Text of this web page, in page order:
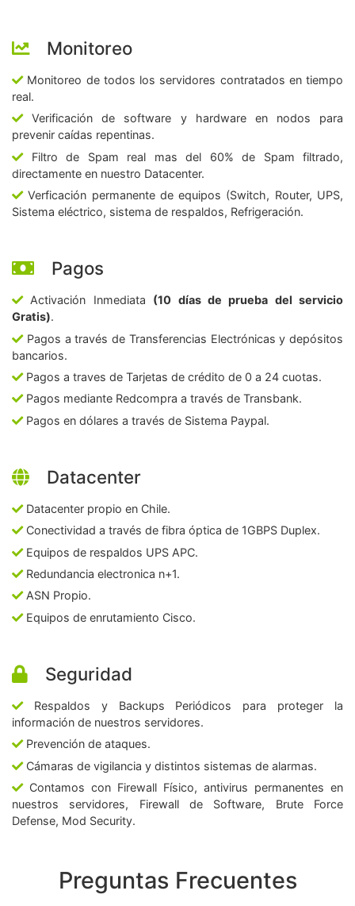
Monitoreo
Monitoreo de todos los servidores contratados en tiempo
real.
Verificación de software y hardware en nodos para
prevenir caídas repentinas.
Filtro de Spam real mas del 60% de Spam filtrado,
directamente en nuestro Datacenter.
Verficación permanente de equipos (Switch, Router, UPS,
Sistema eléctrico, sistema de respaldos, Refrigeración.
Pagos
Activación Inmediata (10 días de prueba del servicio
Gratis).
Pagos a través de Transferencias Electrónicas y depósitos
bancarios.
Pagos a traves de Tarjetas de crédito de 0 a 24 cuotas.
Pagos mediante Redcompra a través de Transbank.
Pagos en dólares a través de Sistema Paypal.
Datacenter
Datacenter propio en Chile.
Conectividad a través de fibra óptica de 1GBPS Duplex.
Equipos de respaldos UPS APC.
Redundancia electronica n+1.
ASN Propio.
Equipos de enrutamiento Cisco.
Seguridad
Respaldos y Backups Periódicos para proteger la
información de nuestros servidores.
Prevención de ataques.
Cámaras de vigilancia y distintos sistemas de alarmas.
Contamos con Firewall Físico, antivirus permanentes en
nuestros servidores, Firewall de Software, Brute Force
Defense, Mod Security.
Preguntas Frecuentes